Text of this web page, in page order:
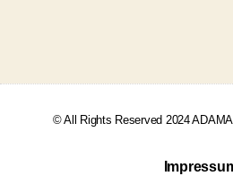
© All Rights Reserved 2024